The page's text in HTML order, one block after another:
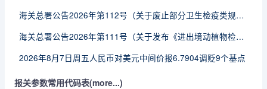
海关总署公告2026年第112号（关于废止部分卫生检疫类规范性文件的公告）
海关总署公告2026年第111号（关于发布《进出境动植物检疫处理监督管理工作规定》《进出境卫生处理监督管理工作规定》的公告）
2026年8月7日周五人民币对美元中间价报6.7904调贬9个基点
报关参数常用代码表(more...)